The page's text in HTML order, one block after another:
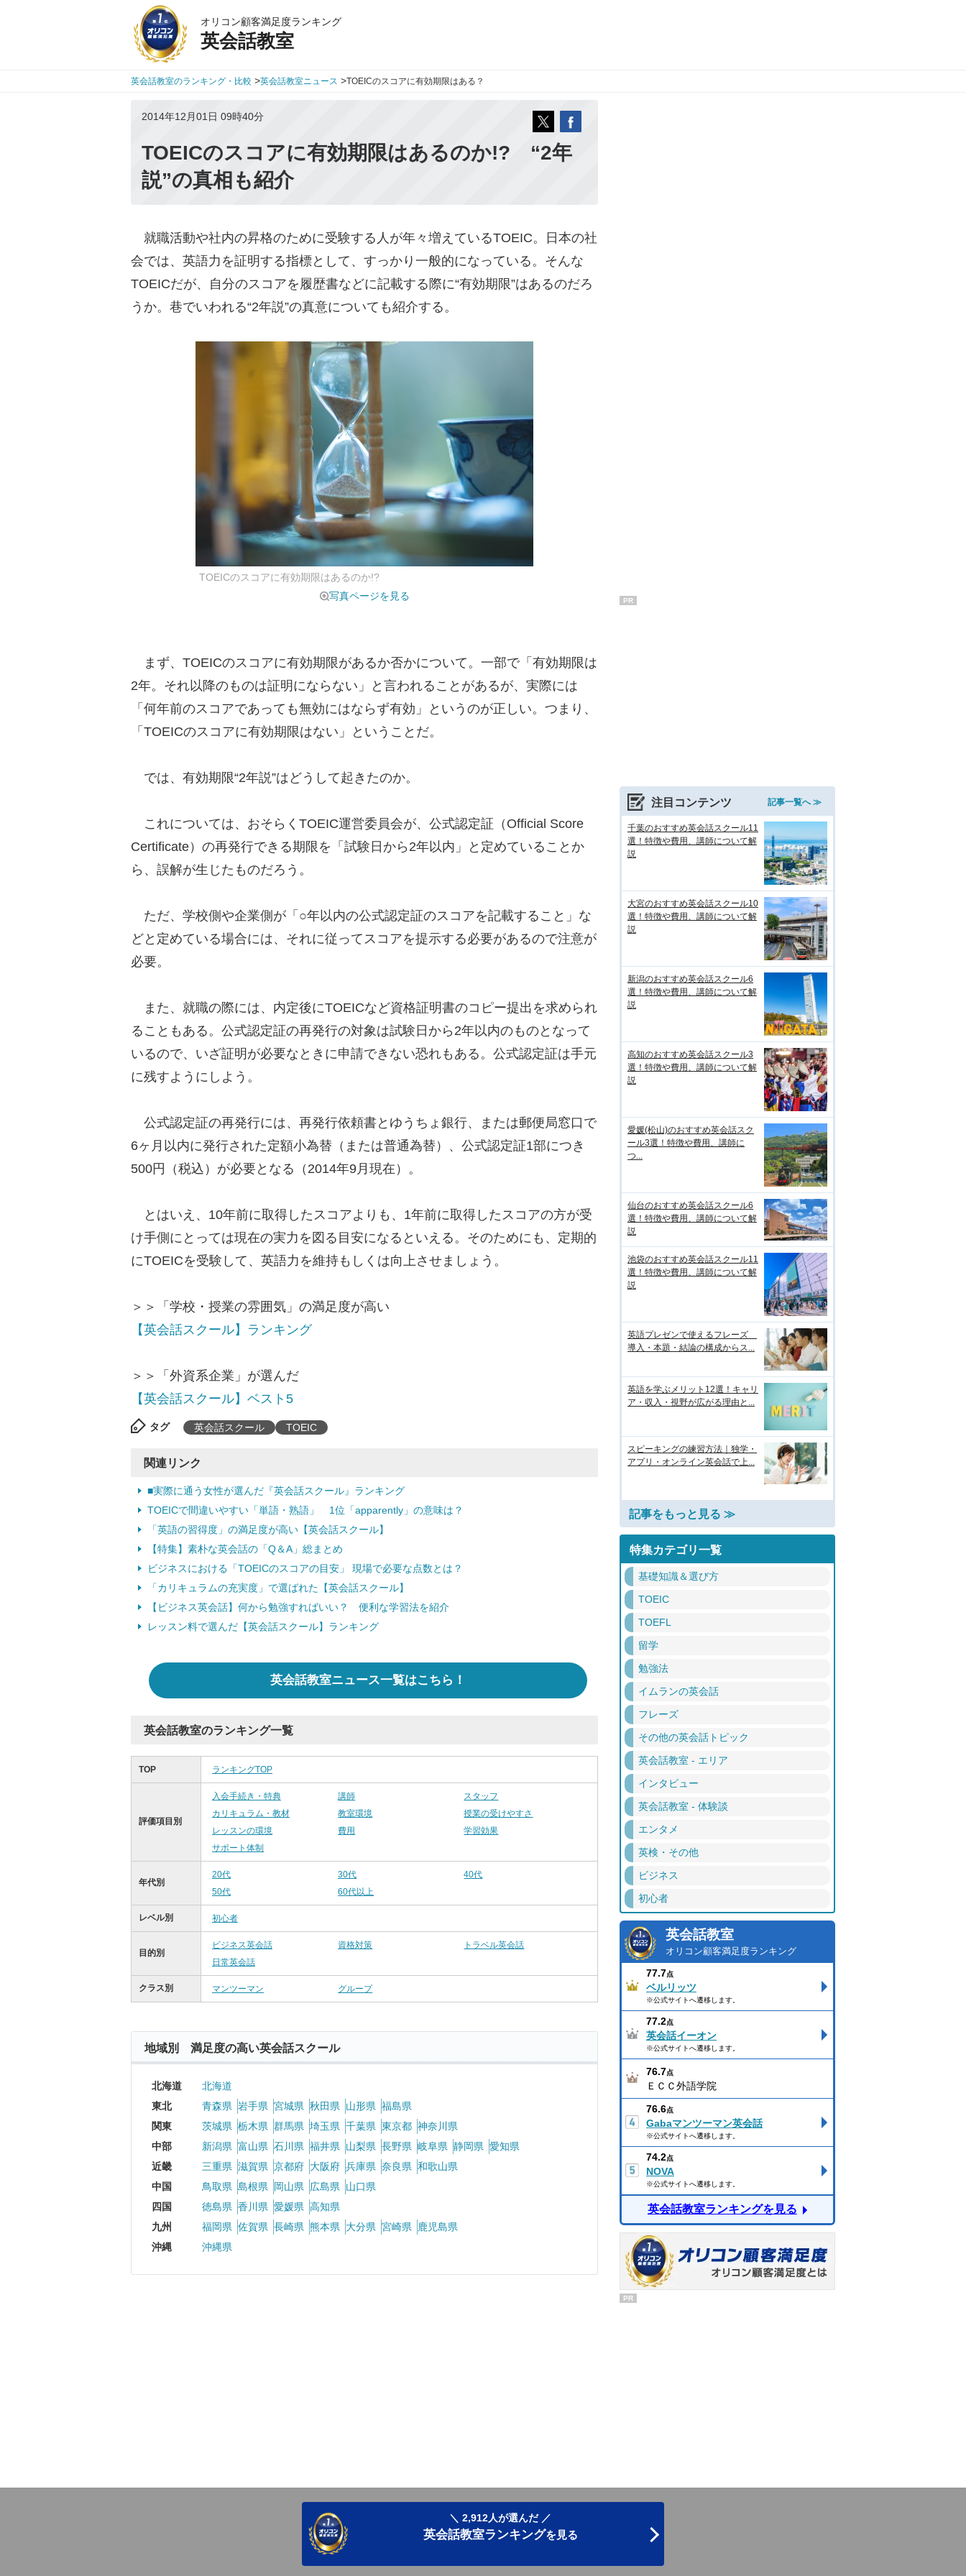
オリコン顧客満足度ランキング
英会話教室
英会話教室のランキング・比較 >英会話教室ニュース >TOEICのスコアに有効期限はある？
2014年12月01日 09時40分
TOEICのスコアに有効期限はあるのか!? “2年
説”の真相も紹介
就職活動や社内の昇格のために受験する人が年々増えているTOEIC。日本の社
会では、英語力を証明する指標として、すっかり一般的になっている。そんな
TOEICだが、自分のスコアを履歴書などに記載する際に“有効期限”はあるのだろ
うか。巷でいわれる“2年説”の真意についても紹介する。
TOEICのスコアに有効期限はあるのか!?
写真ページを見る
まず、TOEICのスコアに有効期限があるか否かについて。一部で「有効期限は
2年。それ以降のものは証明にならない」と言われることがあるが、実際には
「何年前のスコアであっても無効にはならず有効」というのが正しい。つまり、
「TOEICのスコアに有効期限はない」ということだ。
では、有効期限“2年説”はどうして起きたのか。
これについては、おそらくTOEIC運営委員会が、公式認定証（Official Score
Certificate）の再発行できる期限を「試験日から2年以内」と定めていることか
ら、誤解が生じたものだろう。
ただ、学校側や企業側が「○年以内の公式認定証のスコアを記載すること」な
どと定めている場合には、それに従ってスコアを提示する必要があるので注意が
必要。
また、就職の際には、内定後にTOEICなど資格証明書のコピー提出を求められ
ることもある。公式認定証の再発行の対象は試験日から2年以内のものとなって
いるので、いざ証明が必要なときに申請できない恐れもある。公式認定証は手元
に残すようにしよう。
公式認定証の再発行には、再発行依頼書とゆうちょ銀行、または郵便局窓口で
6ヶ月以内に発行された定額小為替（または普通為替）、公式認定証1部につき
500円（税込）が必要となる（2014年9月現在）。
とはいえ、10年前に取得したスコアよりも、1年前に取得したスコアの方が受
け手側にとっては現在の実力を図る目安になるといえる。そのためにも、定期的
にTOEICを受験して、英語力を維持もしくは向上させましょう。
＞＞「学校・授業の雰囲気」の満足度が高い
【英会話スクール】ランキング
＞＞「外資系企業」が選んだ
【英会話スクール】ベスト5
タグ 英会話スクール TOEIC
関連リンク
■実際に通う女性が選んだ『英会話スクール』ランキング
TOEICで間違いやすい「単語・熟語」 1位「apparently」の意味は？
「英語の習得度」の満足度が高い【英会話スクール】
【特集】素朴な英会話の「Q＆A」総まとめ
ビジネスにおける「TOEICのスコアの目安」 現場で必要な点数とは？
「カリキュラムの充実度」で選ばれた【英会話スクール】
【ビジネス英会話】何から勉強すればいい？ 便利な学習法を紹介
レッスン料で選んだ【英会話スクール】ランキング
英会話教室ニュース一覧はこちら！
英会話教室のランキング一覧
TOP ランキングTOP
評価項目別
入会手続き・特典 講師
スタッフ
カリキュラム・教材
教室環境
授業の受けやすさ
レッスンの環境
費用
学習効果
サポート体制
年代別
20代 30代
40代
50代
60代以上
レベル別 初心者
目的別
ビジネス英会話 資格対策
トラベル英会話
日常英会話
クラス別 マンツーマン グループ
地域別 満足度の高い英会話スクール
北海道
北海道
東北
青森県 岩手県 宮城県 秋田県 山形県 福島県
関東
茨城県 栃木県 群馬県 埼玉県 千葉県 東京都 神奈川県
中部
新潟県 富山県 石川県 福井県 山梨県 長野県 岐阜県 静岡県 愛知県
近畿
三重県 滋賀県 京都府 大阪府 兵庫県 奈良県 和歌山県
中国
鳥取県 島根県 岡山県 広島県
山口県
四国
徳島県 香川県 愛媛県 高知県
九州
福岡県 佐賀県 長崎県 熊本県 大分県 宮崎県
鹿児島県
沖縄
沖縄県
PR
注目コンテンツ 記事一覧へ ≫
千葉のおすすめ英会話スクール11
選！特徴や費用、講師について解
説
大宮のおすすめ英会話スクール10
選！特徴や費用、講師について解
説
新潟のおすすめ英会話スクール6
選！特徴や費用、講師について解
説
高知のおすすめ英会話スクール3
選！特徴や費用、講師について解
説
愛媛(松山)のおすすめ英会話スク
ール3選！特徴や費用、講師に
つ...
仙台のおすすめ英会話スクール6
選！特徴や費用、講師について解
説
池袋のおすすめ英会話スクール11
選！特徴や費用、講師について解
説
英語プレゼンで使えるフレーズ
導入・本題・結論の構成からス...
英語を学ぶメリット12選！キャリ
ア・収入・視野が広がる理由と...
スピーキングの練習方法｜独学・
アプリ・オンライン英会話で上...
記事をもっと見る ≫
特集カテゴリ一覧
基礎知識＆選び方
TOEIC
TOEFL
留学
勉強法
イムランの英会話
フレーズ
その他の英会話トピック
英会話教室 - エリア
インタビュー
英会話教室 - 体験談
エンタメ
英検・その他
ビジネス
初心者
英会話教室
オリコン顧客満足度ランキング
77.7点
ベルリッツ
※公式サイトへ遷移します。
77.2点
英会話イーオン
※公式サイトへ遷移します。
76.7点
ＥＣＣ外語学院
76.6点
Gabaマンツーマン英会話
※公式サイトへ遷移します。
74.2点
NOVA
※公式サイトへ遷移します。
英会話教室ランキングを見る
PR
＼ 2,912人が選んだ ／
英会話教室ランキングを見る